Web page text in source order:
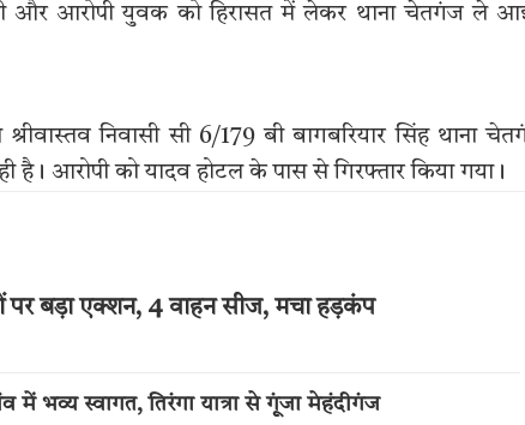
और आरोपी युवक को हिरासत में लेकर थाना चेतगंज ले
निवासी सी 6/179 बी बागबरियार सिंह थाना
है। आरोपी को यादव होटल के पास से गिरफ्तार किया गया।
पर बड़ा एक्शन, 4 वाहन सीज, मचा हड़कंप
भव्य स्वागत, तिरंगा यात्रा से गूंजा मेहंदीगंज